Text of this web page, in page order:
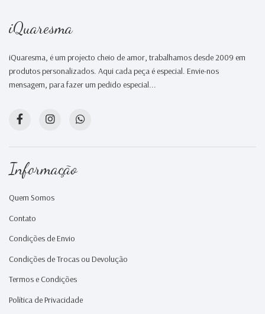
iQuaresma
iQuaresma, é um projecto cheio de amor, trabalhamos desde 2009 em
produtos personalizados. Aqui cada peça é especial. Envie-nos
mensagem, para fazer um pedido especial...
Informação
Quem Somos
Contato
Condições de Envio
Condições de Trocas ou Devolução
Termos e Condições
Política de Privacidade